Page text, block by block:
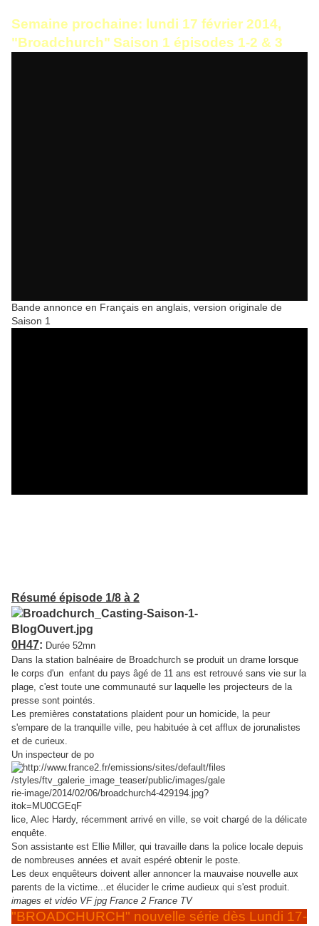
Semaine prochaine: lundi 17 février 2014,
"Broadchurch" Saison 1 épisodes 1-2 & 3
Bande annonce en Français en anglais, version originale de
Saison 1
Résumé épisode 1/8 à 2
0H47: Durée 52mn
Dans la station balnéaire de Broadchurch se produit un drame lorsque
le corps d'un enfant du pays âgé de 11 ans est retrouvé sans vie sur la
plage, c'est toute une communauté sur laquelle les projecteurs de la
presse sont pointés.
Les premières constatations plaident pour un homicide, la peur
s'empare de la tranquille ville, peu habituée à cet afflux de jorunalistes
et de curieux.
Un inspecteur de po
lice, Alec Hardy, récemment arrivé en ville, se voit chargé de la délicate
enquête.
Son assistante est Ellie Miller, qui travaille dans la police locale depuis
de nombreuses années et avait espéré obtenir le poste.
Les deux enquêteurs doivent aller annoncer la mauvaise nouvelle aux
parents de la victime...et élucider le crime audieux qui s'est produit.
images et vidéo VF jpg France 2 France TV
"BROADCHURCH" nouvelle série dès Lundi 17-